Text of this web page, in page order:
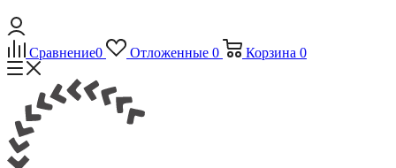
Сравнение0 Отложенные 0 Корзина 0